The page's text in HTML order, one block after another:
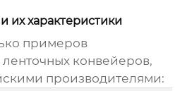
характеристики
примеров
конвейеров,
производителями: